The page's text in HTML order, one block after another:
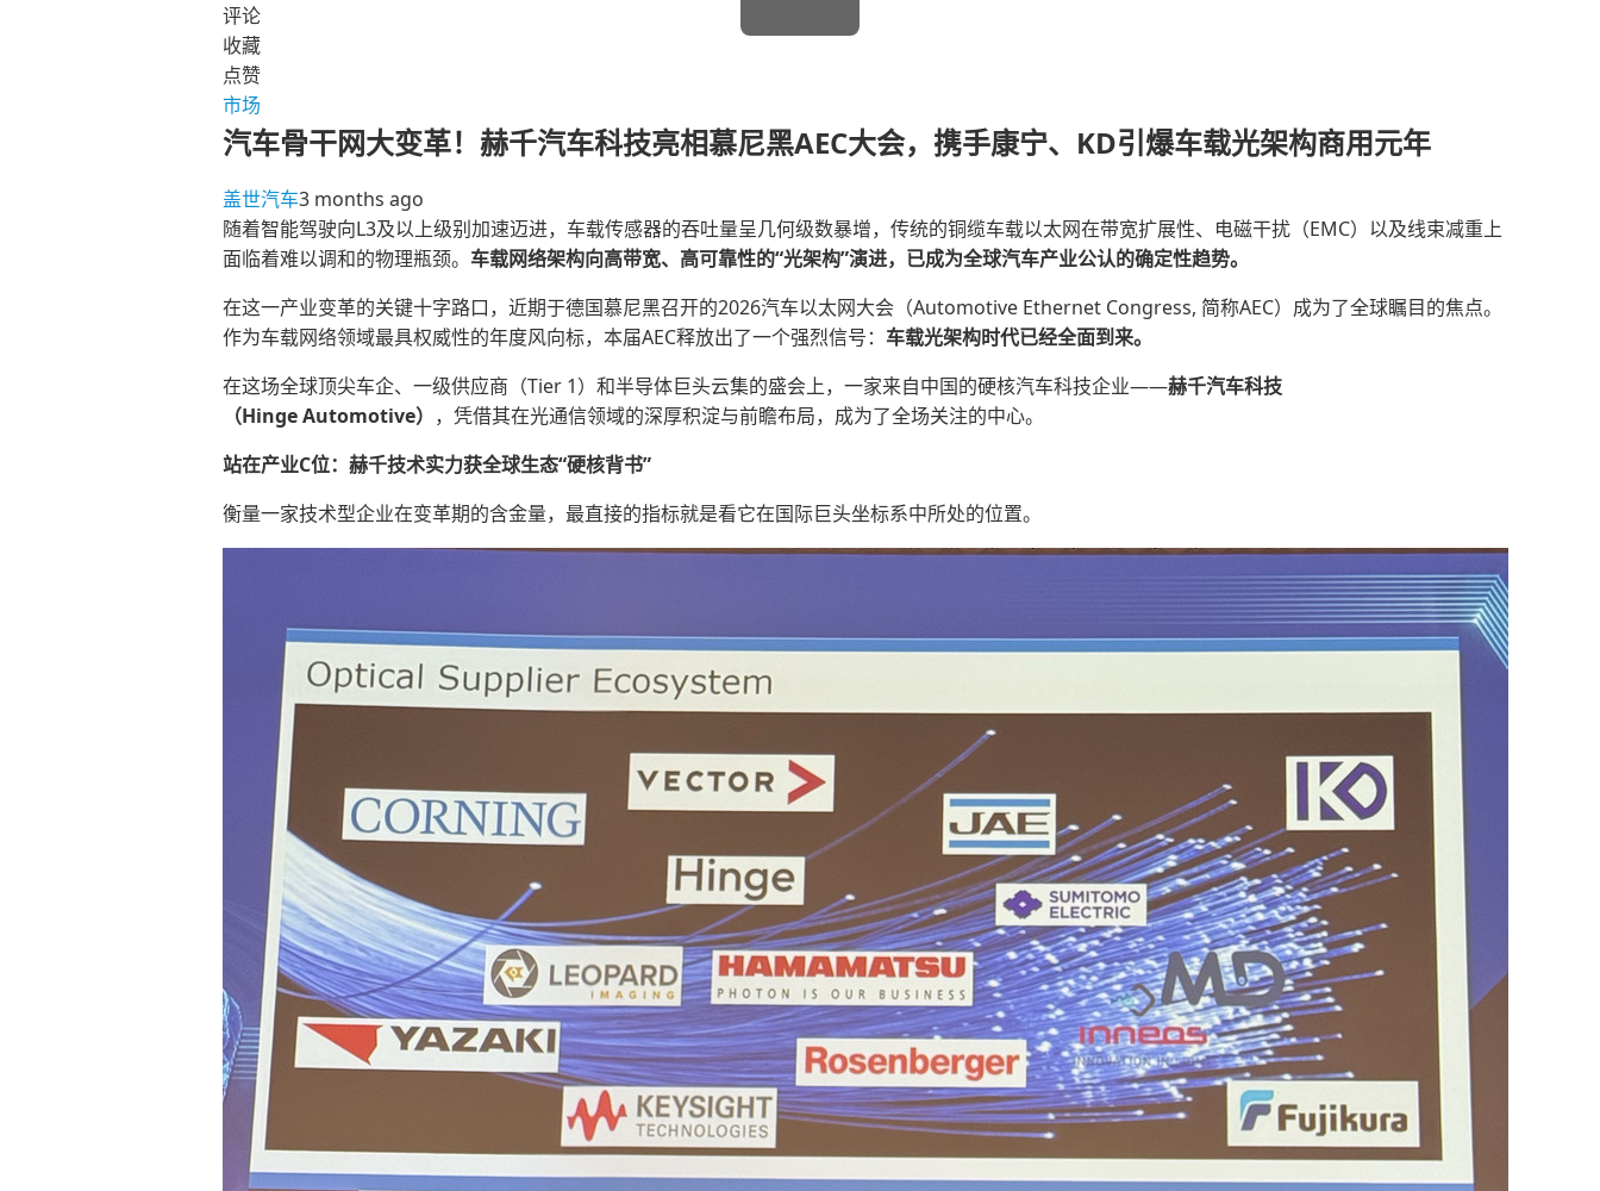
评论
收藏
点赞
市场
汽车骨干网大变革！赫千汽车科技亮相慕尼黑AEC大会，携手康宁、KD引爆车载光架构商用元年
盖世汽车3 months ago
随着智能驾驶向L3及以上级别加速迈进，车载传感器的吞吐量呈几何级数暴增，传统的铜缆车载以太网在带宽扩展性、电磁干扰（EMC）以及线束减重上
面临着难以调和的物理瓶颈。 车载网络架构向高带宽、高可靠性的“光架构”演进，已成为全球汽车产业公认的确定性趋势。
在这一产业变革的关键十字路口，近期于德国慕尼黑召开的2026汽车以太网大会（Automotive Ethernet Congress, 简称AEC）成为了全球瞩目的焦点。
作为车载网络领域最具权威性的年度风向标，本届AEC释放出了一个强烈信号： 车载光架构时代已经全面到来。
在这场全球顶尖车企、一级供应商（Tier 1）和半导体巨头云集的盛会上，一家来自中国的硬核汽车科技企业——赫千汽车科技
（HingeAutomotive） ，凭借其在光通信领域的深厚积淀与前瞻布局，成为了全场关注的中心。
站在产业C位：赫千技术实力获全球生态“硬核背书”
衡量一家技术型企业在变革期的含金量，最直接的指标就是看它在国际巨头坐标系中所处的位置。